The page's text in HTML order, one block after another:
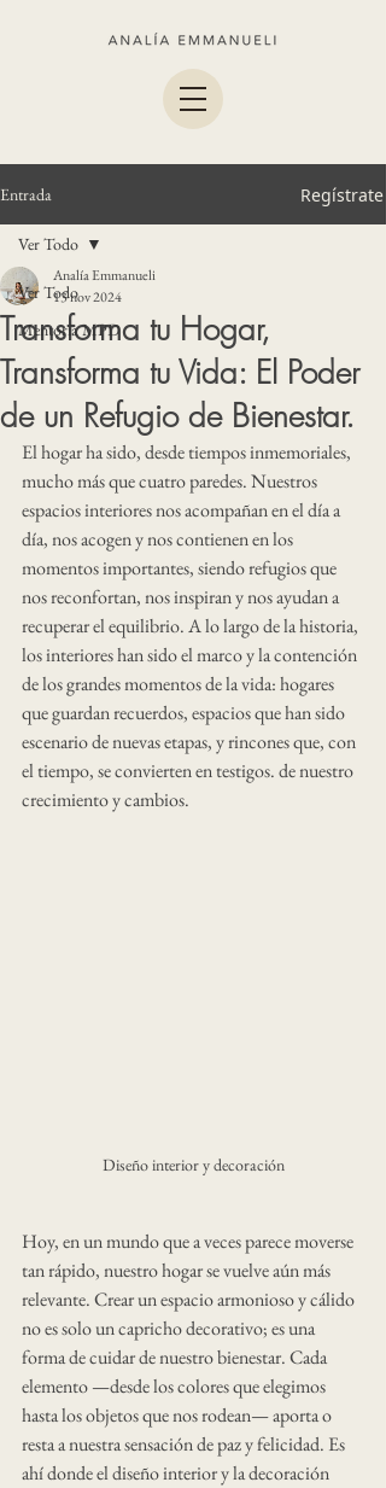
Entrada Regístrate
Ver Todo
Mentoría MPD
Ver Todo
Transforma tu Hogar,
Transforma tu Vida: El Poder
de un Refugio de Bienestar.
Analía Emmanueli
13 nov 2024
El hogar ha sido, desde tiempos inmemoriales,
mucho más que cuatro paredes. Nuestros
espacios interiores nos acompañan en el día a
día, nos acogen y nos contienen en los
momentos importantes, siendo refugios que
nos reconfortan, nos inspiran y nos ayudan a
recuperar el equilibrio. A lo largo de la historia,
los interiores han sido el marco y la contención
de los grandes momentos de la vida: hogares
que guardan recuerdos, espacios que han sido
escenario de nuevas etapas, y rincones que, con
el tiempo, se convierten en testigos. de nuestro
crecimiento y cambios.
Diseño interior y decoración
Hoy, en un mundo que a veces parece moverse
tan rápido, nuestro hogar se vuelve aún más
relevante. Crear un espacio armonioso y cálido
no es solo un capricho decorativo; es una
forma de cuidar de nuestro bienestar. Cada
elemento —desde los colores que elegimos
hasta los objetos que nos rodean— aporta o
resta a nuestra sensación de paz y felicidad. Es
ahí donde el diseño interior y la decoración